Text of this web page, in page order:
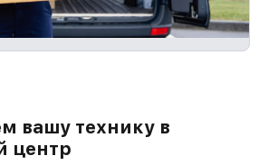
вашу технику в
центр